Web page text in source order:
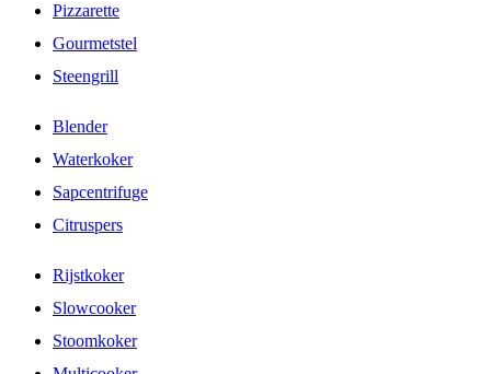
Pizzarette
Gourmetstel
Steengrill
Blender
Waterkoker
Sapcentrifuge
Citruspers
Rijstkoker
Slowcooker
Stoomkoker